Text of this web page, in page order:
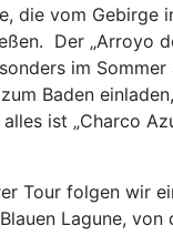
die vom Gebirge
Der „Arroyo
im
Baden
ist „Charco
Tour folgen wir
Lagune,